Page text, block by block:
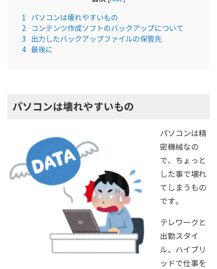
1
パソコンは壊れやすいもの
2
コンテンツ作成ソフトのバックアップについて
3
出力したバックアップファイルの保管先
4 最後に
パソコンは壊れやすいもの
パソコンは精
密機械なの
で、ちょっと
した事で壊れ
てしまうもの
です。
テレワークと
出勤スタイ
ル、ハイブリ
ッドで仕事を